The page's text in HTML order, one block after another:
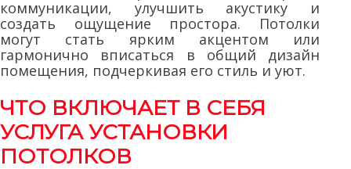
коммуникации, улучшить акустику и
создать ощущение простора. Потолки
могут стать ярким акцентом или
гармонично вписаться в общий дизайн
помещения, подчеркивая его стиль и уют.
ЧТО ВКЛЮЧАЕТ В СЕБЯ
УСЛУГА УСТАНОВКИ
ПОТОЛКОВ